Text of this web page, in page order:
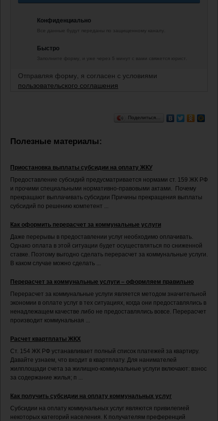
Конфиденциально
Все данные будут переданы по защищенному каналу.
Быстро
Заполните форму, и уже через 5 минут с вами свяжется юрист.
Отправляя форму, я согласен с условиями
пользовательского соглашения
Поделиться…
Полезные материалы:
Приостановка выплаты субсидии на оплату ЖКУ
Предоставление субсидий предусматривается нормами ст. 159 ЖК РФ
и прочими специальными нормативно-правовыми актами. Почему
прекращают выплачивать субсидии Причины прекращения выплаты
субсидий по решению компетент ...
Как оформить перерасчет за коммунальные услуги
Даже перерывы в предоставлении услуг необходимо оплачивать.
Однако оплата в этой ситуации будет осуществляться по сниженной
ставке. Поэтому выгодно сделать перерасчет за коммунальные услуги.
В каком случае можно сделать ...
Перерасчет за коммунальные услуги – оформляем правильно
Перерасчет за коммунальные услуги является методом значительной
экономии в оплате услуг в тех ситуациях, когда они предоставлялись в
ненадлежащем качестве либо не предоставлялись вовсе. Перерасчет
производит коммунальная ...
Расчет квартплаты ЖКХ
Cт. 154 ЖК РФ устанавливает полный список платежей за квартиру.
Давайте узнаем, что входит в квартплату. Для нанимателей
жилплощади счета за жилищно-коммунальные услуги включают: взнос
за содержание жилья; п ...
Как получить субсидии на оплату коммунальных услуг
Субсидии на оплату коммунальных услуг являются привилегией
некоторых категорий населения. К получателям преференций